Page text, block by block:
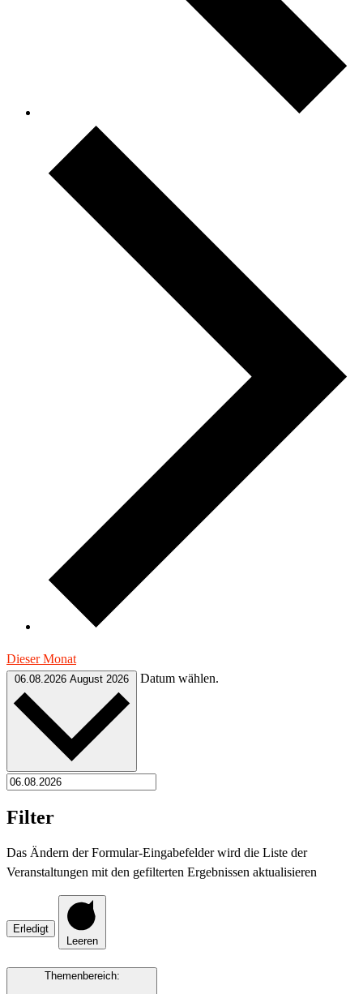
Dieser Monat
06.08.2026 August 2026 Datum wählen.
Filter
Das Ändern der Formular-Eingabefelder wird die Liste der
Veranstaltungen mit den gefilterten Ergebnissen aktualisieren
Erledigt
Leeren
Themenbereich: